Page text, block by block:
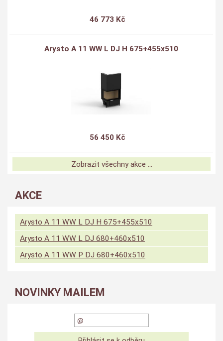
46 773 Kč
Arysto A 11 WW L DJ H 675+455x510
56 450 Kč
Zobrazit všechny akce ...
AKCE
Arysto A 11 WW L DJ H 675+455x510
Arysto A 11 WW L DJ 680+460x510
Arysto A 11 WW P DJ 680+460x510
NOVINKY MAILEM